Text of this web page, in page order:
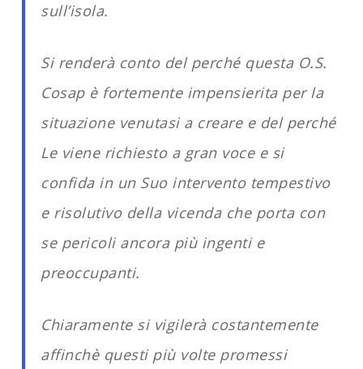
sull’isola.
Si renderà conto del perché questa O.S.
Cosap è fortemente impensierita per la
situazione venutasi a creare e del perché
Le viene richiesto a gran voce e si
confida in un Suo intervento tempestivo
e risolutivo della vicenda che porta con
se pericoli ancora più ingenti e
preoccupanti.
Chiaramente si vigilerà costantemente
affinchè questi più volte promessi